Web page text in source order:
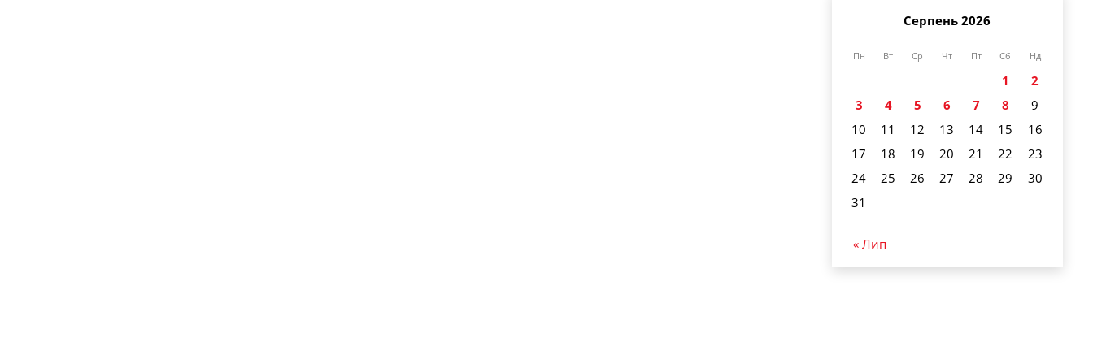
Серпень 2026
Пн Вт Ср Чт Пт Сб Нд
1
2
3
4 5 6 7 8
9
10
11 12 13 14 15
16
17
18 19 20 21 22
23
24
25 26 27 28 29
30
31
« Лип